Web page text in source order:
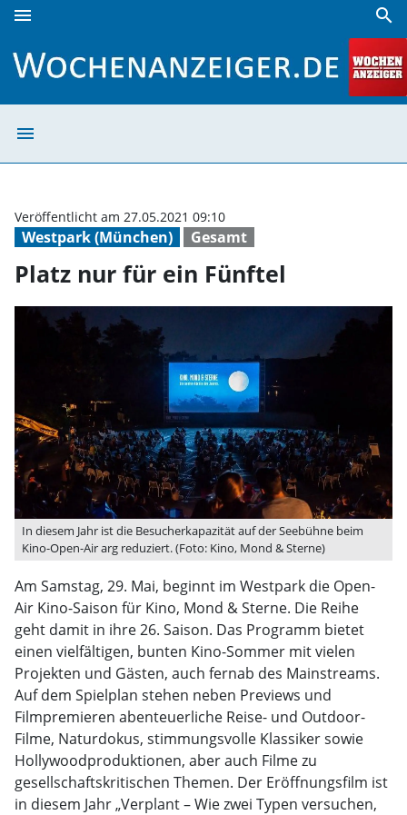
menu search
menu
Westpark (München) Gesamt
Veröffentlicht am 27.05.2021 09:10
Platz nur für ein Fünftel
In diesem Jahr ist die Besucherkapazität auf der Seebühne beim
Kino-Open-Air arg reduziert. (Foto: Kino, Mond & Sterne)
Am Samstag, 29. Mai, beginnt im Westpark die Open-
Air Kino-Saison für Kino, Mond & Sterne. Die Reihe
geht damit in ihre 26. Saison. Das Programm bietet
einen vielfältigen, bunten Kino-Sommer mit vielen
Projekten und Gästen, auch fernab des Mainstreams.
Auf dem Spielplan stehen neben Previews und
Filmpremieren abenteuerliche Reise- und Outdoor-
Filme, Naturdokus, stimmungsvolle Klassiker sowie
Hollywoodproduktionen, aber auch Filme zu
gesellschaftskritischen Themen. Der Eröffnungsfilm ist
in diesem Jahr „Verplant – Wie zwei Typen versuchen,